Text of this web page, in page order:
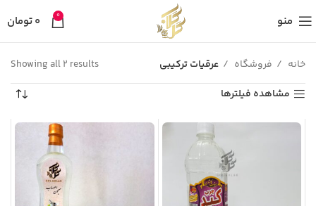
منو 0
0تومان
خانه فروشگاه عرقیات ترکیبی
Showing all 2 results
مشاهده فیلترها